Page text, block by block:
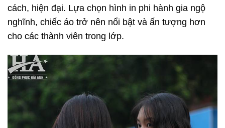
cách, hiện đại. Lựa chọn hình in phi hành gia ngộ
nghĩnh, chiếc áo trở nên nổi bật và ấn tượng hơn
cho các thành viên trong lớp.